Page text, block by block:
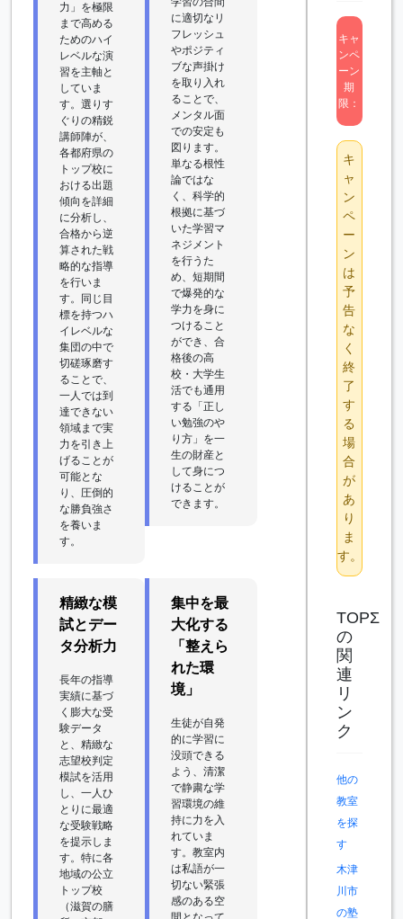
力」を極限
まで高める
ためのハイ
レベルな演
習を主軸と
していま
す。選りす
ぐりの精鋭
講師陣が、
各都府県の
トップ校に
おける出題
傾向を詳細
に分析し、
合格から逆
算された戦
略的な指導
を行いま
す。同じ目
標を持つハ
イレベルな
集団の中で
切磋琢磨す
ることで、
一人では到
達できない
領域まで実
力を引き上
げることが
可能とな
り、圧倒的
な勝負強さ
を養いま
す。
に適切なリ
フレッシュ
やポジティ
ブな声掛け
を取り入れ
ることで、
メンタル面
での安定も
図ります。
単なる根性
論ではな
く、科学的
根拠に基づ
いた学習マ
ネジメント
を行うた
め、短期間
で爆発的な
学力を身に
つけること
ができ、合
格後の高
校・大学生
活でも通用
する「正し
い勉強のや
り方」を一
生の財産と
して身につ
けることが
できます。
精緻な模
試とデー
タ分析力
長年の指導
実績に基づ
く膨大な受
験データ
と、精緻な
志望校判定
模試を活用
し、一人ひ
とりに最適
な受験戦略
を提示しま
す。特に各
地域の公立
トップ校
（滋賀の膳
集中を最
大化する
「整えら
れた環
境」
生徒が自発
的に学習に
没頭できる
よう、清潔
で静粛な学
習環境の維
持に力を入
れていま
す。教室内
は私語が一
切ない緊張
感のある空
キャ
ンペ
ーン
期
限：
キ
ャ
ン
ペ
ー
ン
は
予
告
な
く
終
了
す
る
場
合
が
あ
り
ま
す。
TOPΣ
の
関
連
リ
ン
ク
他の
教室
を探
す
木津
川市
の塾